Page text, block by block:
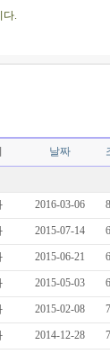
다.
날짜
2016-03-06
2015-07-14
2015-06-21
2015-05-03
2015-02-08
2014-12-28